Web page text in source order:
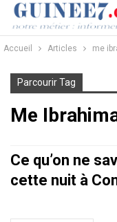
Accueil Articles me
Parcourir Tag
Me
Ce qu’on ne
cette nuit à